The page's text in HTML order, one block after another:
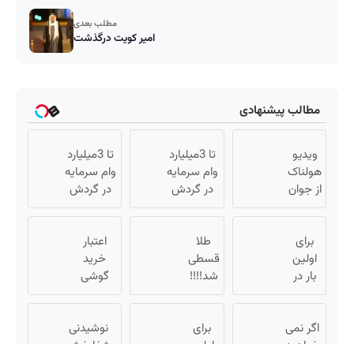
مطلب بعدی
امیر کویت درگذشت
مطالب پیشنهادی
ویدیو
هولناک
از جوان
کارتن
که
میلیاردر
شد.
آموزش
تا 3میلیارد
وام سرمایه
در گردش
فروشندگان
فروشگاهت
رو ثبت کن
تا 3میلیارد
وام سرمایه
در گردش
فروشندگان
فروشگاهت
رو ثبت کن
برای
اولین
بار در
ایران
این
طلا
قسطی
شد!!!!
💰🔥
اعتبار
خرید
گوشی
بگیر 📱
حالا
اگر نمی
برای
نوشیدنی